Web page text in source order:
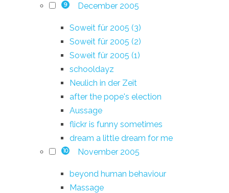
9 December 2005
Soweit für 2005 (3)
Soweit für 2005 (2)
Soweit für 2005 (1)
schooldayz
Neulich in der Zeit
after the pope's election
Aussage
flickr is funny sometimes
dream a little dream for me
10 November 2005
beyond human behaviour
Massage